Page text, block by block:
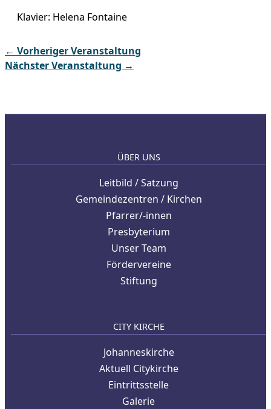
Klavier: Helena Fontaine
← Vorheriger Veranstaltung
Nächster Veranstaltung →
ÜBER UNS
Leitbild / Satzung
Gemeindezentren / Kirchen
Pfarrer/-innen
Presbyterium
Unser Team
Fördervereine
Stiftung
CITY KIRCHE
Johanneskirche
Aktuell Citykirche
Eintrittsstelle
Galerie